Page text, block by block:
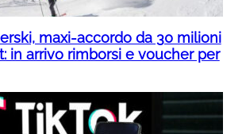
maxi-accordo da 30 milioni
in arrivo rimborsi e voucher per